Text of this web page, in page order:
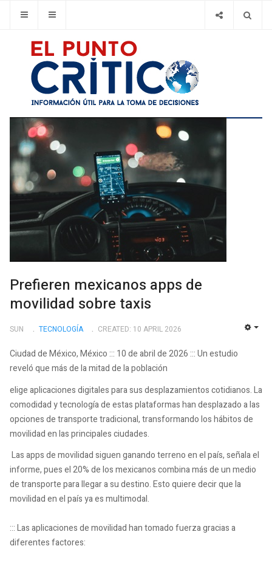
Prefieren mexicanos apps de
movilidad sobre taxis
SUN TECNOLOGÍ­A CREATED: 10 APRIL 2026
Ciudad de México, México ::: 10 de abril de 2026 ::: Un estudio
reveló que más de la mitad de la población
elige aplicaciones digitales para sus desplazamientos cotidianos. La
comodidad y tecnología de estas plataformas han desplazado a las
opciones de transporte tradicional, transformando los hábitos de
movilidad en las principales ciudades.
Las apps de movilidad siguen ganando terreno en el país, señala el
informe, pues el 20% de los mexicanos combina más de un medio
de transporte para llegar a su destino. Esto quiere decir que la
movilidad en el país ya es multimodal.
::: Las aplicaciones de movilidad han tomado fuerza gracias a
diferentes factores: